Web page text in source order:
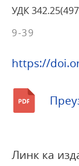
УДК
9-39
https://
Линк ка